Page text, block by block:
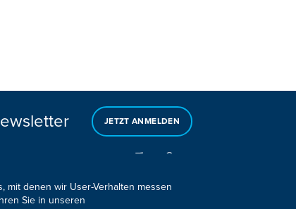
JETZT ANMELDEN
mit denen wir User-Verhalten messen
Sie in unseren